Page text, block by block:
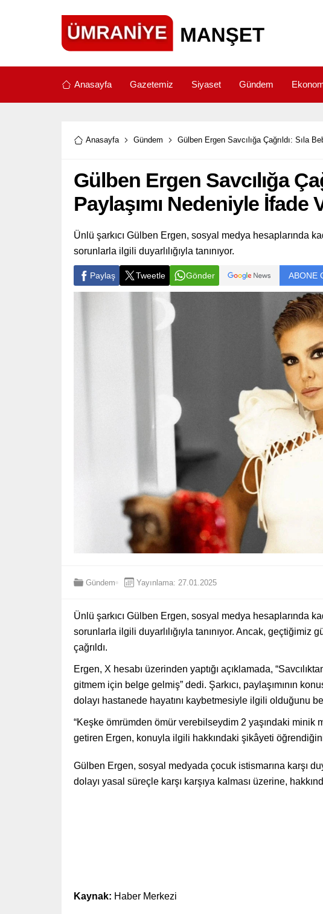
Anasayfa Gazetemiz Siyaset Gündem
Anasayfa Gündem Gülben Ergen Savcılığa Çağrıldı: Sıla
Gülben Ergen Savcılığa
Paylaşımı Nedeniyle İfade
Ünlü şarkıcı Gülben Ergen, sosyal medya hesaplarında
sorunlarla ilgili duyarlılığıyla tanınıyor.
Paylaş Tweetle Gönder ABONE
Gündem Yayınlama: 27.01.2025
Ünlü şarkıcı Gülben Ergen, sosyal medya hesaplarında
sorunlarla ilgili duyarlılığıyla tanınıyor. Ancak, geçtiğimiz
çağrıldı.
Ergen, X hesabı üzerinden yaptığı açıklamada,
gitmem için belge gelmiş” dedi. Şarkıcı, paylaşımının
dolayı hastanede hayatını kaybetmesiyle ilgili olduğunu
“Keşke ömrümden ömür verebilseydim 2 yaşındaki
getiren Ergen, konuyla ilgili hakkındaki şikâyeti öğrendiğini
Gülben Ergen, sosyal medyada çocuk istismarına karşı
dolayı yasal süreçle karşı karşıya kalması üzerine,
Kaynak: Haber Merkezi